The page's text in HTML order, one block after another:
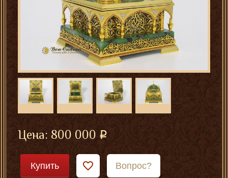
Цена:800 000
Купить Вопрос?